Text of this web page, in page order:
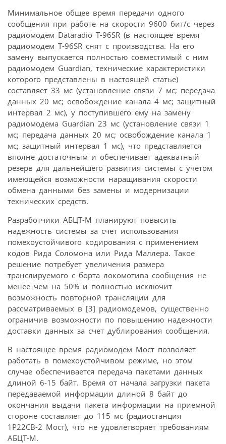
Минимальное общее время передачи одного
сообщения при работе на скорости 9600 бит/c через
радиомодем Dataradio T-96SR (в настоящее время
радиомодем T-96SR снят с производства. На его
замену выпускается полностью совместимый с ним
радиомодем Guardian, технические характеристики
которого представлены в настоящей статье)
составляет 33 мс (установление связи 7 мс; передача
данных 20 мс; освобождение канала 4 мс; защитный
интервал 2 мс), у поступившего ему на замену
радиомодема Guardian 23 мс (установление связи 1
мс; передача данных 20 мс; освобождение канала 1
мс; защитный интервал 1 мс), что представляется
вполне достаточным и обеспечивает адекватный
резерв для дальнейшего развития системы с учетом
имеющейся возможности наращивания скорости
обмена данными без замены и модернизации
технических средств.
Разработчики АБЦТ-М планируют повысить
надежность системы за счет использования
помехоустойчивого кодирования с применением
кодов Рида Соломона или Рида Маллера. Такое
решение потребует увеличения размера
транслируемого с борта локомотива сообщения не
менее чем на 50% и полностью исключит
возможность повторной трансляции для
рассматриваемых в [3] радиомодемов, существенно
ограничив возможности по повышению надежности
доставки данных за счет дублирования сообщения.
В настоящее время радиомодем Мост позволяет
работать в помехоустойчивом режиме, но этом
случае обеспечивается передача пакетами данных
длиной 6-15 байт. Время от начала загрузки пакета
передаваемой информации длиной 8 байт до
окончания выдачи пакета информации на приемной
стороне составляет до 115 мс (радиостанция
1Р22СВ-2 Мост), что не удовлетворяет требованиям
АБЦТ-М.